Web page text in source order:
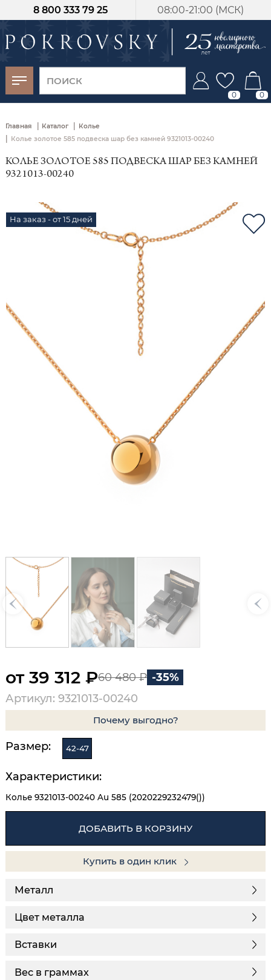
08:00-21:00 (МСК)
8 800 333 79 25
0 0
Главная | Каталог | Колье
| Колье золотое 585 подвеска шар без камней 9321013-00240
КОЛЬЕ ЗОЛОТОЕ 585 ПОДВЕСКА ШАР БЕЗ КАМНЕЙ
9321013-00240
На заказ - от 15 дней
от 39 312 ₽60 480 ₽ -35%
Артикул: 9321013-00240
Почему выгодно?
Размер: 42-47
Характеристики:
Колье 9321013-00240 Au 585 (2020229232479())
ДОБАВИТЬ В КОРЗИНУ
Купить в один клик
Металл
Цвет металла
Вставки
Вес в граммах
-30%
от 15 дней с
момента оплаты